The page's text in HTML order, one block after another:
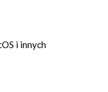
i innych